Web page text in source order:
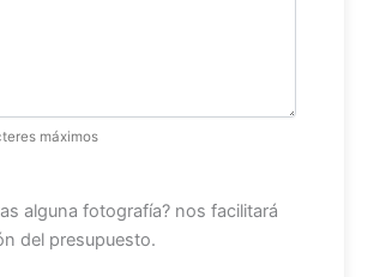
máximos
alguna fotografía? nos facilitará
del presupuesto.